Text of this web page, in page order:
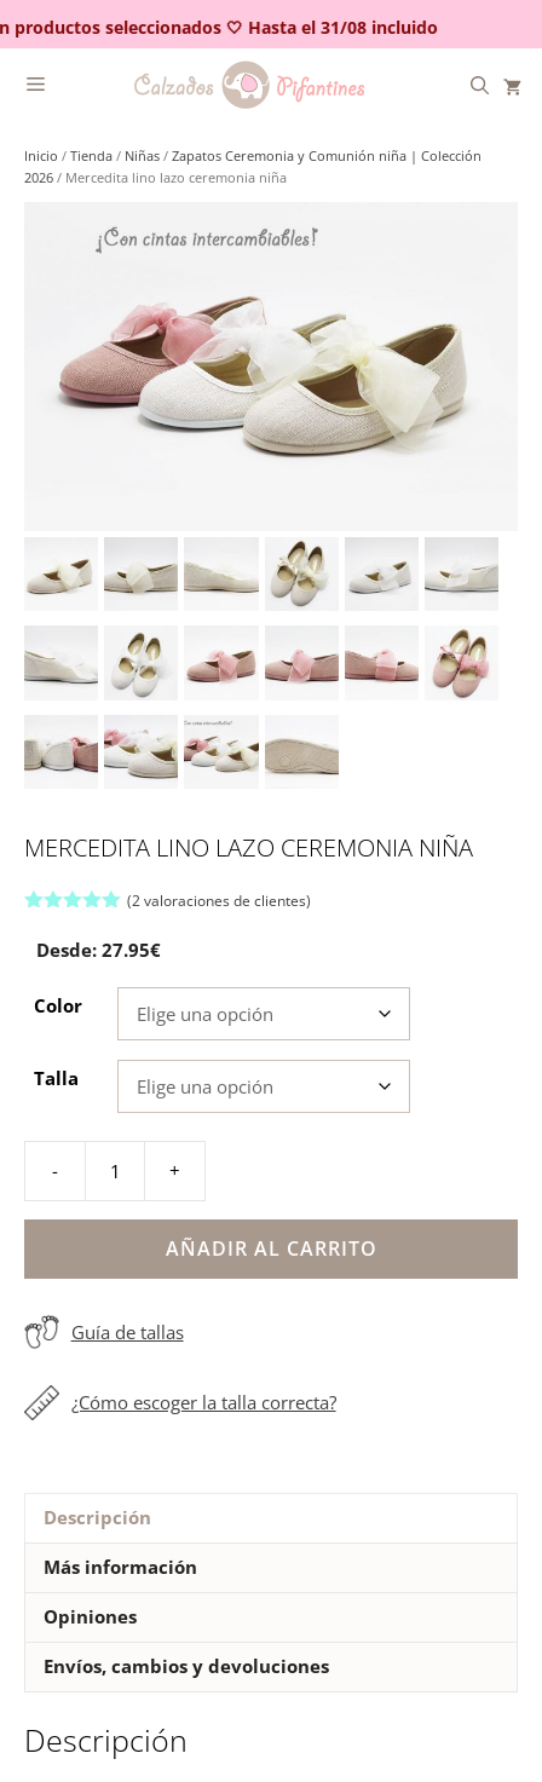
productos seleccionados 🤍 Hasta el 31/08 incluido
al
contenido
Inicio / Tienda / Niñas / Zapatos Ceremonia y Comunión niña | Colección
2026 / Mercedita lino lazo ceremonia niña
MERCEDITA LINO LAZO CEREMONIA NIÑA
(2valoraciones de clientes)
Desde: 27.95€
Color
Talla
-
lino
lazo
ceremonia
+
AÑADIR AL CARRITO
Guía de tallas
¿Cómo escoger la talla correcta?
Descripción
Más información
Opiniones
Envíos, cambios y devoluciones
Descripción